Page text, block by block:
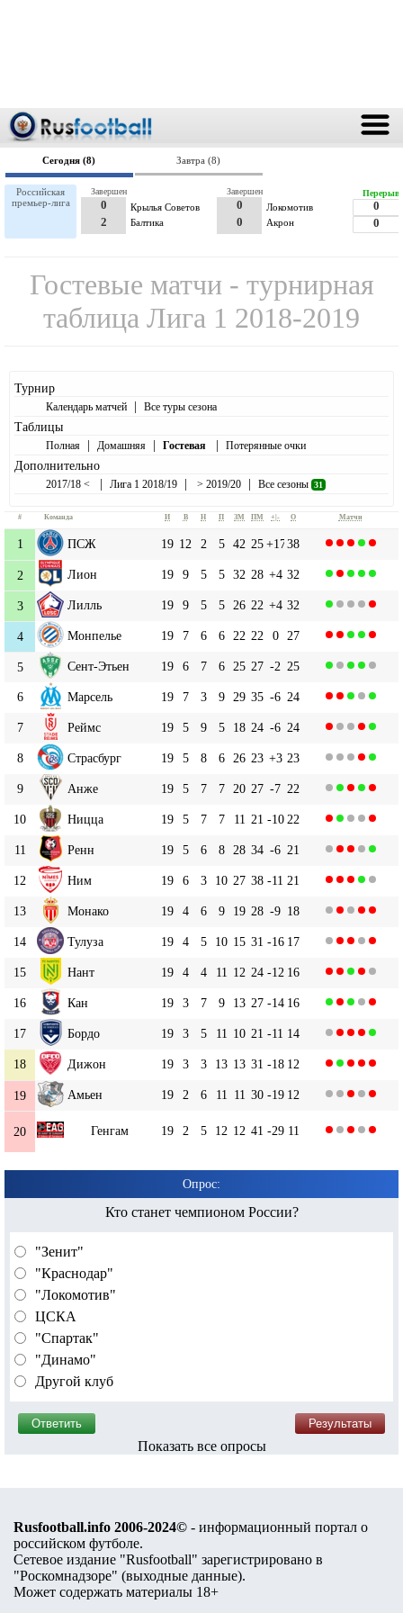
Сегодня (8) Завтра (8)
Российская
премьер-лига
Крылья Советов
0
2
Балтика
Завершен
Локомотив
0
0
Акрон
Завершен
0
0
Перерыв
Гостевые матчи - турнирная
таблица Лига 1 2018-2019
Турнир
Календарь матчей | Все туры сезона
Таблицы
Полная | Домашняя | Гостевая | Потерянные очки
Дополнительно
2017/18 < | Лига 1 2018/19 | > 2019/20 | Все сезоны 31
# Команда И В Н П ЗМ ПМ +|- О Матчи
1 ПСЖ 19 12 2 5 42 25+1738
2 Лион 19 9 5 5 32 28 +4 32
3 Лилль 19 9 5 5 26 22 +4 32
4 Монпелье 19 7 6 6 22 22 0 27
5 Сент-Этьен 19 6 7 6 25 27 -2 25
6 Марсель 19 7 3 9 29 35 -6 24
7 Реймс 19 5 9 5 18 24 -6 24
8 Страсбург 19 5 8 6 26 23 +3 23
9 Анже 19 5 7 7 20 27 -7 22
10 Ницца 19 5 7 7 11 21 -10 22
11 Ренн 19 5 6 8 28 34 -6 21
12 Ним 19 6 3 10 27 38 -11 21
13 Монако 19 4 6 9 19 28 -9 18
14 Тулуза 19 4 5 10 15 31 -16 17
15 Нант 19 4 4 11 12 24 -12 16
16 Кан 19 3 7 9 13 27 -14 16
17 Бордо 19 3 5 11 10 21 -11 14
18 Дижон 19 3 3 13 13 31 -18 12
19 Амьен 19 2 6 11 11 30 -19 12
20 Генгам 19 2 5 12 12 41 -29 11
Опрос:
Кто станет чемпионом России?
"Зенит"
"Краснодар"
"Локомотив"
ЦСКА
"Спартак"
"Динамо"
Другой клуб
Показать все опросы
Rusfootball.info 2006-2024© - информационный портал о
российском футболе.
Сетевое издание "Rusfootball" зарегистрировано в
"Роскомнадзоре" (выходные данные).
Может содержать материалы 18+